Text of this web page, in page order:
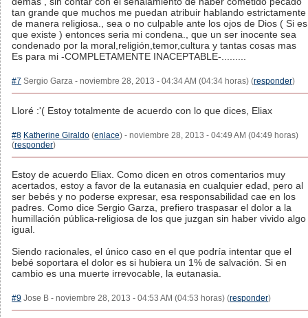
tan grande que muchos me puedan atribuir hablando estrictamente
de manera religiosa., sea o no culpable ante los ojos de Dios ( Si es
que existe ) entonces seria mi condena., que un ser inocente sea
condenado por la moral,religión,temor,cultura y tantas cosas mas
Es para mi -COMPLETAMENTE INACEPTABLE-.........
#7 Sergio Garza - noviembre 28, 2013 - 04:34 AM (04:34 horas) (responder)
Lloré :'( Estoy totalmente de acuerdo con lo que dices, Eliax
#8 Katherine Giraldo (enlace) - noviembre 28, 2013 - 04:49 AM (04:49 horas)
(responder)
Estoy de acuerdo Eliax. Como dicen en otros comentarios muy
acertados, estoy a favor de la eutanasia en cualquier edad, pero al
ser bebés y no poderse expresar, esa responsabilidad cae en los
padres. Como dice Sergio Garza, prefiero traspasar el dolor a la
humillación pública-religiosa de los que juzgan sin haber vivido algo
igual.
Siendo racionales, el único caso en el que podría intentar que el
bebé soportara el dolor es si hubiera un 1% de salvación. Si en
cambio es una muerte irrevocable, la eutanasia.
#9 Jose B - noviembre 28, 2013 - 04:53 AM (04:53 horas) (responder)